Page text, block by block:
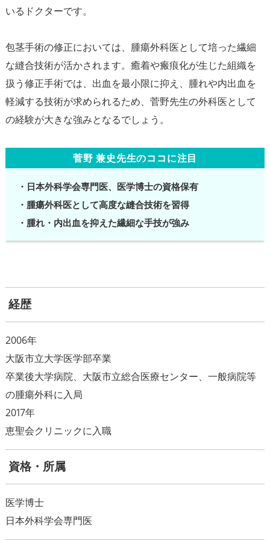
いるドクターです。
包茎手術の修正においては、腫瘍外科医として培った繊細
な縫合技術が活かされます。癒着や瘢痕化が生じた組織を
扱う修正手術では、出血を最小限に抑え、腫れや内出血を
軽減する技術が求められるため、菅野先生の外科医として
菅野 兼史先生のココに注目
・日本外科学会専門医、医学博士の資格保有
・腫瘍外科医として高度な縫合技術を習得
・腫れ・内出血を抑えた繊細な手技が強み
経歴
2006年
大阪市立大学医学部卒業
卒業後大学病院、大阪市立総合医療センター、一般病院等
の腫瘍外科に入局
2017年
恵聖会クリニックに入職
資格・所属
医学博士